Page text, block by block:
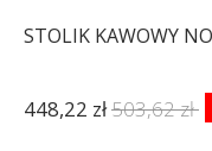
STOLIK KAWOWY
448,22 zł503,62 zł